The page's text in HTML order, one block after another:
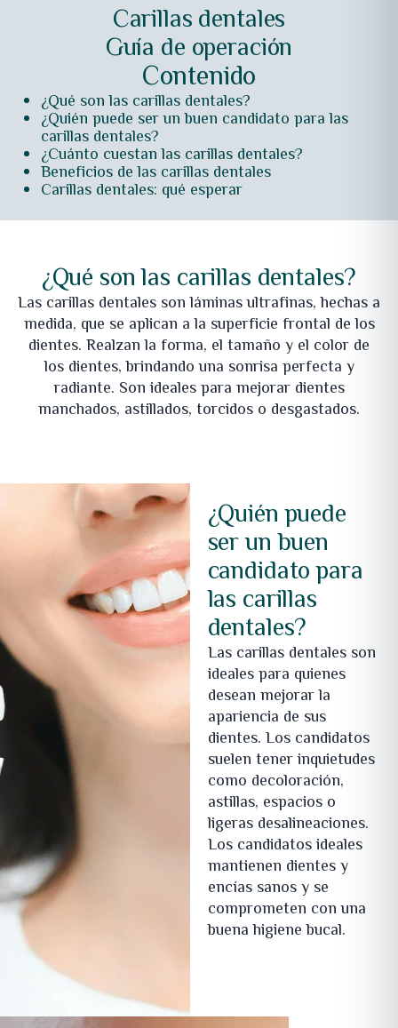
Carillas dentales
Guía de operación
Contenido
¿Qué son las carillas dentales?
¿Quién puede ser un buen candidato para las
carillas dentales?
¿Cuánto cuestan las carillas dentales?
Beneficios de las carillas dentales
Carillas dentales: qué esperar
¿Qué son las carillas dentales?
Las carillas dentales son láminas ultrafinas, hechas a
medida, que se aplican a la superficie frontal de los
dientes. Realzan la forma, el tamaño y el color de
los dientes, brindando una sonrisa perfecta y
radiante. Son ideales para mejorar dientes
manchados, astillados, torcidos o desgastados.
¿Quién puede
ser un buen
candidato para
las carillas
dentales?
Las carillas dentales son
ideales para quienes
desean mejorar la
apariencia de sus
dientes. Los candidatos
suelen tener inquietudes
como decoloración,
astillas, espacios o
ligeras desalineaciones.
Los candidatos ideales
mantienen dientes y
encías sanos y se
comprometen con una
buena higiene bucal.